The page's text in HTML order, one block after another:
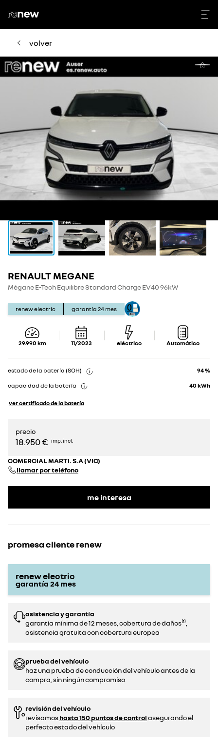
volver
RENAULT MEGANE
Mégane E-Tech Equilibre Standard Charge EV40 96kW
renew electric garantía 24 mes
29.990 km 11/2023 eléctrico Automático
estado de la batería (SOH)
Show
94 %
capacidad de la batería
Show
40 kWh
ver certificado de la batería
precio
18.950 € imp. incl.
COMERCIAL MARTI. S.A (VIC)
llamar por teléfono
me interesa
promesa cliente renew
renew electric
garantía 24 mes
asistencia y garantía
garantía mínima de 12 meses, cobertura de daños⁽¹⁾,
asistencia gratuita con cobertura europea
prueba del vehículo
haz una prueba de conducción del vehículo antes de la
compra, sin ningún compromiso
revisión del vehículo
revisamoshasta 150 puntos de controlasegurando el
perfecto estado del vehículo